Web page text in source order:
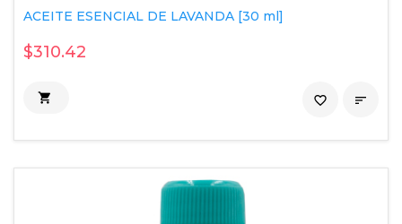
ACEITE ESENCIAL DE LAVANDA [30 ml]
$310.42
 
favorite_border